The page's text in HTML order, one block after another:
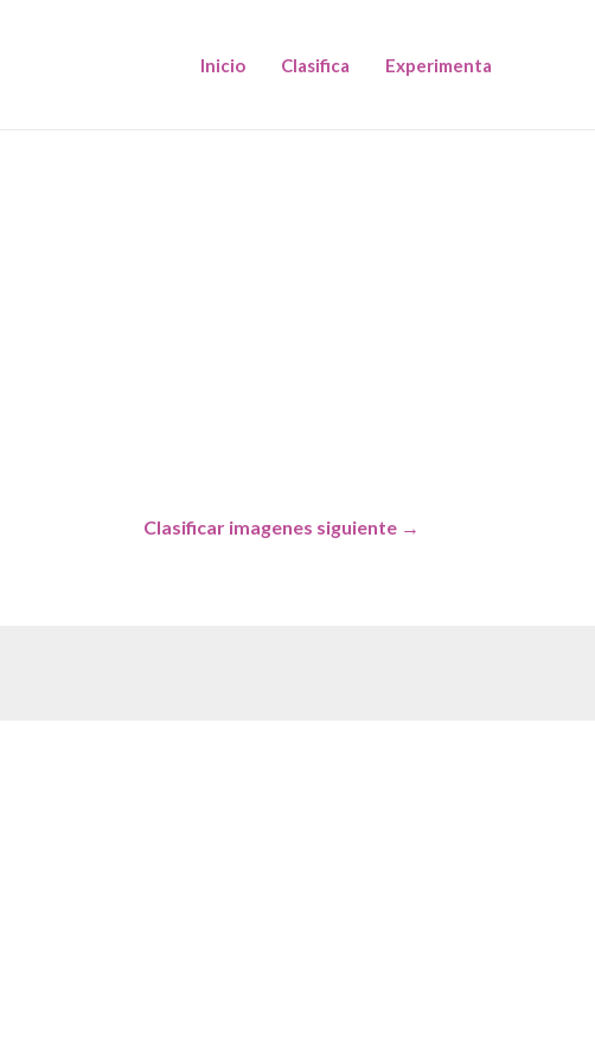
Inicio Clasifica Experimenta
Clasificar imagenes siguiente →